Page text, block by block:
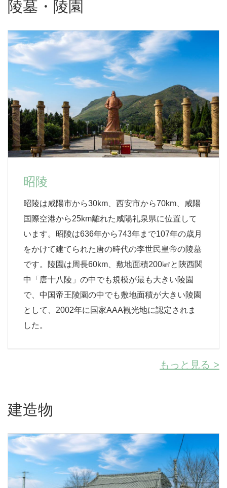
陵墓・陵園
昭陵
昭陵は咸陽市から30km、西安市から70km、咸陽
国際空港から25km離れた咸陽礼泉県に位置して
います。昭陵は636年から743年まで107年の歳月
をかけて建てられた唐の時代の李世民皇帝の陵墓
です。陵園は周長60km、敷地面積200㎢と陝西関
中「唐十八陵」の中でも規模が最も大きい陵園
で、中国帝王陵園の中でも敷地面積が大きい陵園
として、2002年に国家AAA観光地に認定されま
した。
もっと見る >
建造物